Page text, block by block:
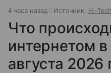
4 часа назад Источник: Hi-
Что
интернетом
августа 2026